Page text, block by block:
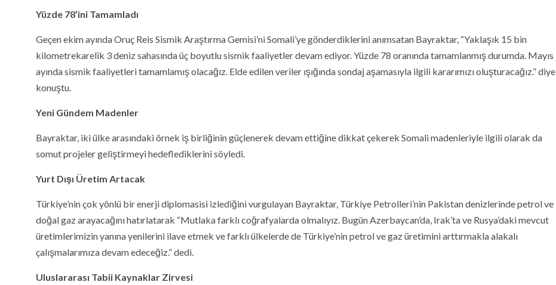
Yüzde 78’ini Tamamladı
Geçen ekim ayında Oruç Reis Sismik Araştırma Gemisi’ni Somali’ye gönderdiklerini anımsatan Bayraktar, “Yaklaşık 15 bin
kilometrekarelik 3 deniz sahasında üç boyutlu sismik faaliyetler devam ediyor. Yüzde 78 oranında tamamlanmış durumda. Mayıs
ayında sismik faaliyetleri tamamlamış olacağız. Elde edilen veriler ışığında sondaj aşamasıyla ilgili kararımızı oluşturacağız.” diye
konuştu.
Yeni Gündem Madenler
Bayraktar, iki ülke arasındaki örnek iş birliğinin güçlenerek devam ettiğine dikkat çekerek Somali madenleriyle ilgili olarak da
somut projeler geliştirmeyi hedeflediklerini söyledi.
Yurt Dışı Üretim Artacak
Türkiye’nin çok yönlü bir enerji diplomasisi izlediğini vurgulayan Bayraktar, Türkiye Petrolleri’nin Pakistan denizlerinde petrol ve
doğal gaz arayacağını hatırlatarak “Mutlaka farklı coğrafyalarda olmalıyız. Bugün Azerbaycan’da, Irak’ta ve Rusya’daki mevcut
üretimlerimizin yanına yenilerini ilave etmek ve farklı ülkelerde de Türkiye’nin petrol ve gaz üretimini arttırmakla alakalı
çalışmalarımıza devam edeceğiz.” dedi.
Uluslararası Tabii Kaynaklar Zirvesi